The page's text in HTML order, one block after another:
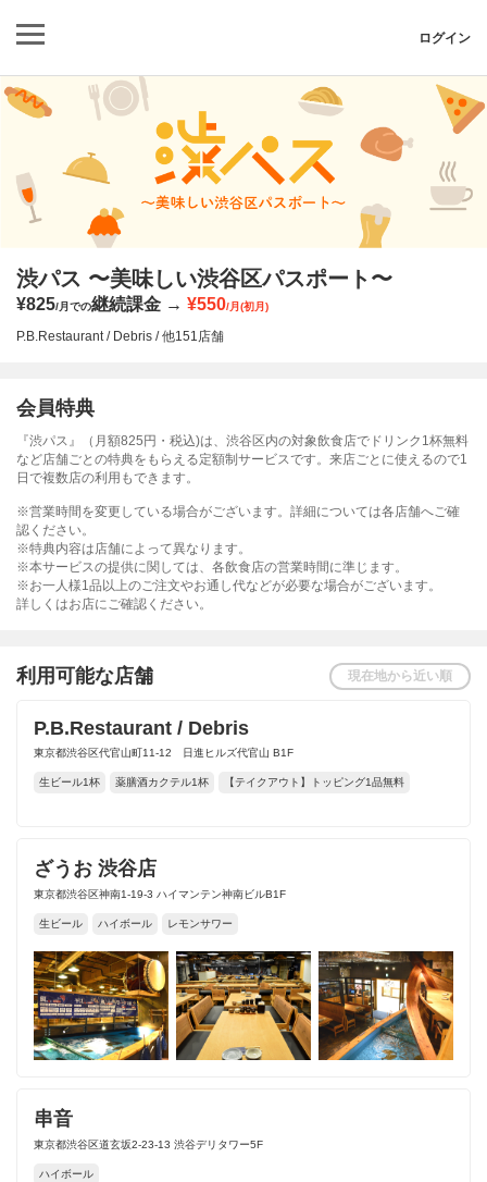
ログイン
渋パス 〜美味しい渋谷区パスポート〜
¥825/月での継続課金 ¥550/月(初月)
P.B.Restaurant / Debris / 他151店舗
会員特典
『渋パス』（月額825円・税込)は、渋谷区内の対象飲食店でドリンク1杯無料
など店舗ごとの特典をもらえる定額制サービスです。来店ごとに使えるので1
日で複数店の利用もできます。
※営業時間を変更している場合がございます。詳細については各店舗へご確
認ください。
※特典内容は店舗によって異なります。
※本サービスの提供に関しては、各飲食店の営業時間に準じます。
※お一人様1品以上のご注文やお通し代などが必要な場合がございます。
詳しくはお店にご確認ください。
利用可能な店舗 現在地から近い順
P.B.Restaurant / Debris
東京都渋谷区代官山町11-12 日進ヒルズ代官山 B1F
生ビール1杯 薬膳酒カクテル1杯 【テイクアウト】トッピング1品無料
ざうお 渋谷店
東京都渋谷区神南1-19-3 ハイマンテン神南ビルB1F
生ビール ハイボール レモンサワー
串音
東京都渋谷区道玄坂2-23-13 渋谷デリタワー5F
ハイボール